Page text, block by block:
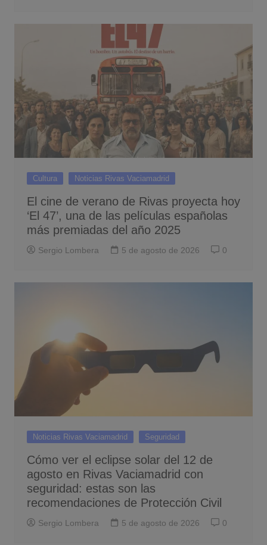
Cultura Noticias Rivas Vaciamadrid
El cine de verano de Rivas proyecta hoy
‘El 47’, una de las películas españolas
más premiadas del año 2025
Sergio Lombera 5 de agosto de 2026 0
Noticias Rivas Vaciamadrid Seguridad
Cómo ver el eclipse solar del 12 de
agosto en Rivas Vaciamadrid con
seguridad: estas son las
recomendaciones de Protección Civil
Sergio Lombera 5 de agosto de 2026 0